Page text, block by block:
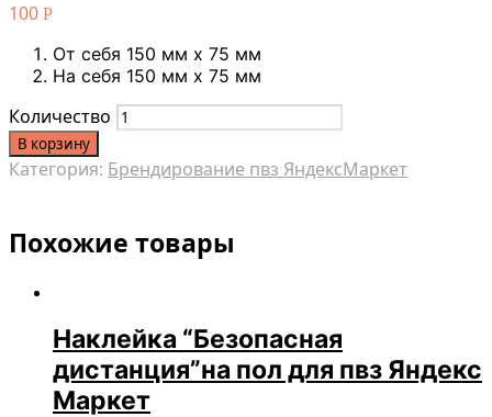
100 Р
От себя 150 мм х 75 мм
На себя 150 мм х 75 мм
Количество
В корзину
Категория: Брендирование пвз ЯндексМаркет
Похожие товары
Наклейка “Безопасная
дистанция”на пол для пвз Яндекс
Маркет